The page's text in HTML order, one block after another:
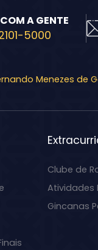
A GENTE
5000
Menezes de
Clube de
Atividades
Gincanas